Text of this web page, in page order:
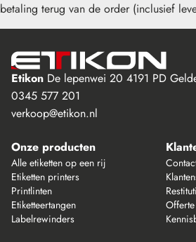
betaling terug van de order (inclusief
Etikon De lepenwei 20 4191 PD
0345 577 201
verkoop@etikon.nl
Onze producten
Alle etiketten op een rij
Etiketten printers
Printlinten
Etiketteertangen
Labelrewinders